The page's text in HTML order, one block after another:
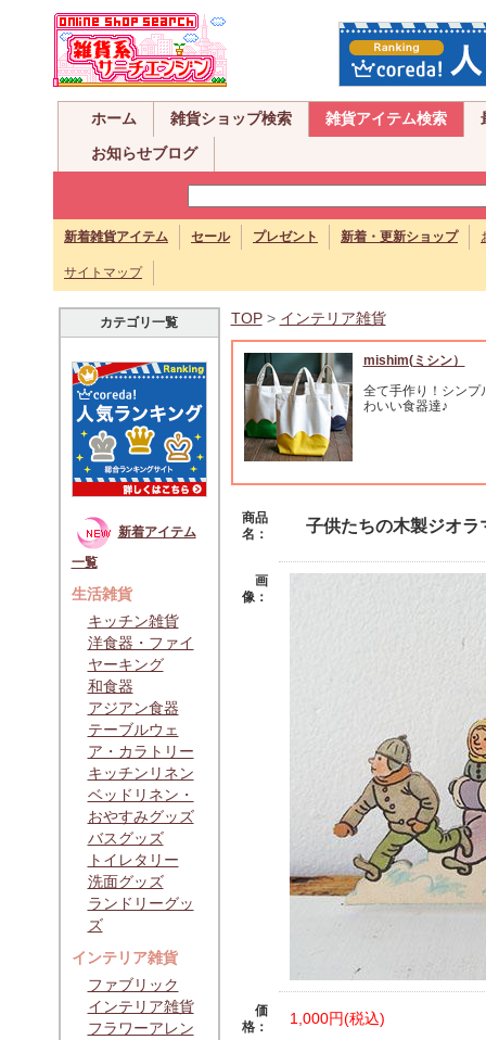
ホーム 雑貨ショップ検索 雑貨アイテム検索
お知らせブログ
新着雑貨アイテム セール プレゼント 新着・更新ショップ
サイトマップ
カテゴリ一覧
新着アイテム
一覧
生活雑貨
キッチン雑貨
洋食器・ファイ
ヤーキング
和食器
アジアン食器
テーブルウェ
ア・カラトリー
キッチンリネン
ベッドリネン・
おやすみグッズ
バスグッズ
トイレタリー
洗面グッズ
ランドリーグッ
ズ
インテリア雑貨
ファブリック
インテリア雑貨
フラワーアレン
TOP> インテリア雑貨
mishim(ミシン）
全て手作り！シンプ
わいい食器達♪
商品
名：
子供たちの木製ジオラ
画
像：
価
格：
1,000円(税込)